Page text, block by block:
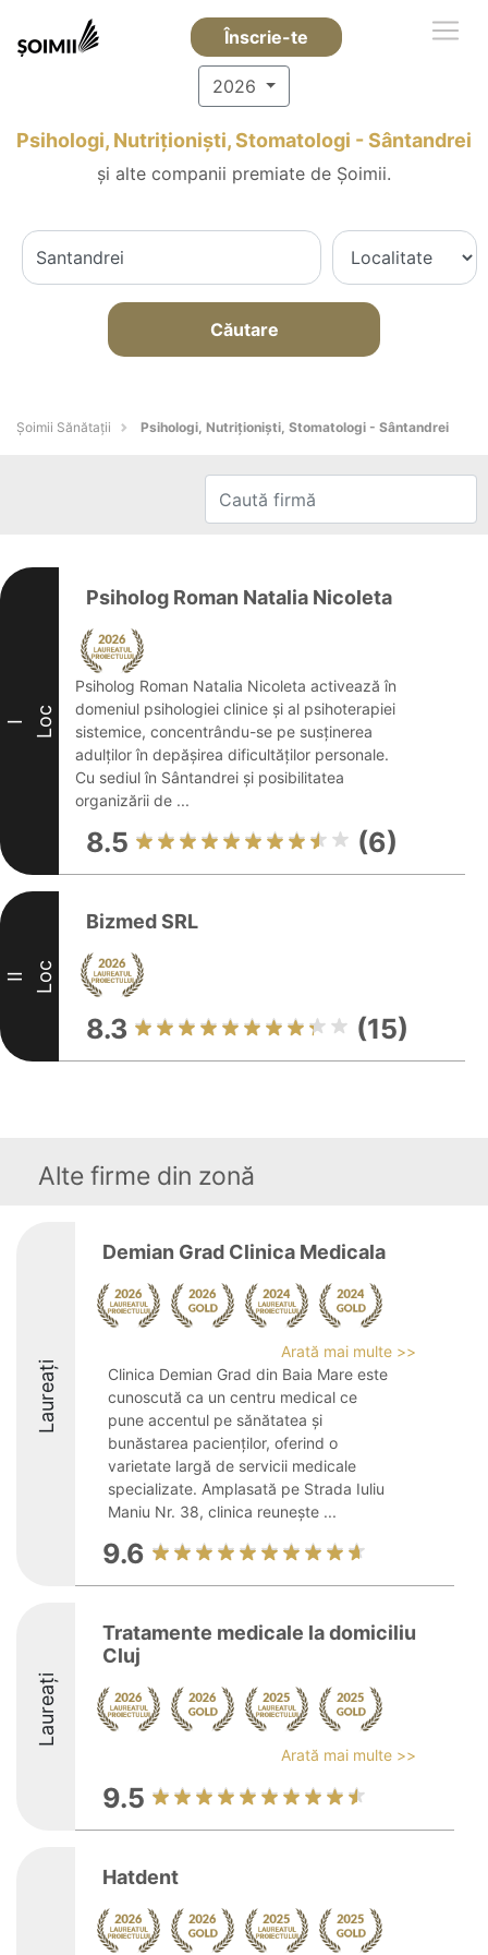
Înscrie-te
2026
Psihologi, Nutriționiști, Stomatologi - Sântandrei
și alte companii premiate de Șoimii.
Căutare
Şoimii Sănătații Psihologi, Nutriționiști, Stomatologi - Sântandrei
I Loc
Psiholog Roman Natalia Nicoleta
Psiholog Roman Natalia Nicoleta activează în
domeniul psihologiei clinice și al psihoterapiei
sistemice, concentrându-se pe susținerea
adulților în depășirea dificultăților personale.
Cu sediul în Sântandrei și posibilitatea
organizării de ...
8.5 (6)
II Loc
Bizmed SRL
8.3 (15)
Alte firme din zonă
Laureați
Demian Grad Clinica Medicala
Arată mai multe >>
Clinica Demian Grad din Baia Mare este
cunoscută ca un centru medical ce
pune accentul pe sănătatea și
bunăstarea pacienților, oferind o
varietate largă de servicii medicale
specializate. Amplasată pe Strada Iuliu
Maniu Nr. 38, clinica reunește ...
9.6
Laureați
Tratamente medicale la domiciliu
Cluj
Arată mai multe >>
9.5
Hatdent